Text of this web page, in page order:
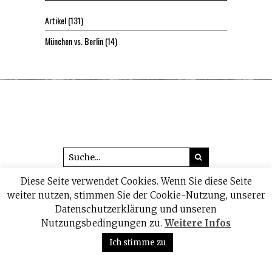
Artikel(131)
München vs. Berlin(14)
© 2026 headline1.de
IMPRESSUM DATENSCHUTZ
Diese Seite verwendet Cookies. Wenn Sie diese Seite
weiter nutzen, stimmen Sie der Cookie-Nutzung, unserer
Datenschutzerklärung und unseren
Nutzungsbedingungen zu. Weitere Infos
Ich stimme zu